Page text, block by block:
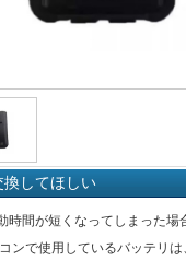
換してほしい
時間が短くなってしまった場
ンで使用しているバッテリ